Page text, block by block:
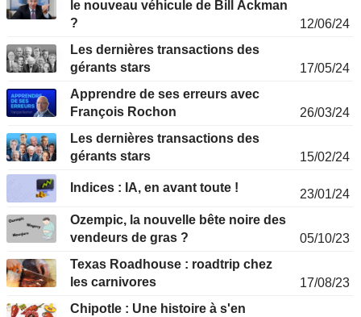
le nouveau véhicule de Bill Ackman
?
12/06/24
Les dernières transactions des
gérants stars
17/05/24
Apprendre de ses erreurs avec
François Rochon
26/03/24
Les dernières transactions des
gérants stars
15/02/24
Indices : IA, en avant toute !
23/01/24
Ozempic, la nouvelle bête noire des
vendeurs de gras ?
05/10/23
Texas Roadhouse : roadtrip chez
les carnivores
17/08/23
Chipotle : Une histoire à s'en